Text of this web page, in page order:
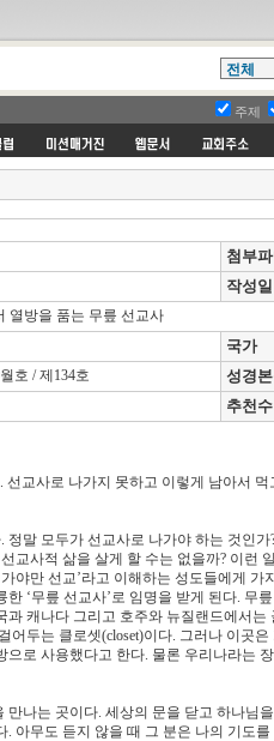
주제
첨부
작성일
열방을 품는 무릎 선교사
국가
호 / 제134호
성경
추천수
교사로 나가지 못하고 이렇게 남아서
말 모두가 선교사로 나가야 하는 것인
교사적 삶을 살게 할 수는 없을까? 이런
야만 선교’라고 이해하는 성도들에게
‘무릎 선교사’로 임명을 받게 된다. 무
과 캐나다 그리고 호주와 뉴질랜드에서
어두는 클로셋(closet)이다. 그러나 이곳
로 사용했다고 한다. 물론 우리나라는
나는 곳이다. 세상의 문을 닫고 하나님
아무도 듣지 않을 때 그 분은 나의 기도